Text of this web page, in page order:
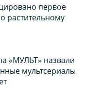
первое
растительному
«МУЛЬТ» назвали
мультсериалы